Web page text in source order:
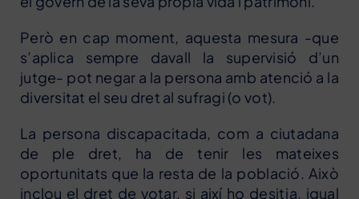
Però en cap moment, aquesta mesura -que
s’aplica sempre davall la supervisió d’un
jutge- pot negar a la persona amb atenció a la
diversitat el seu dret al sufragi (o vot).
La persona discapacitada, com a ciutadana
de ple dret, ha de tenir les mateixes
oportunitats que la resta de la població. Això
inclou el dret de votar, si així ho desitja, igual